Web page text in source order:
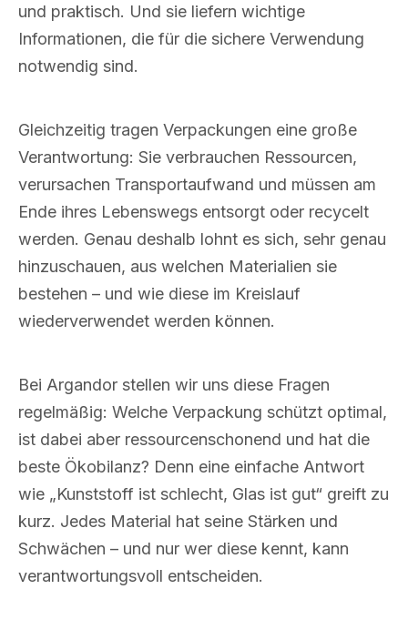
und praktisch. Und sie liefern wichtige
Informationen, die für die sichere Verwendung
notwendig sind.
Gleichzeitig tragen Verpackungen eine große
Verantwortung: Sie verbrauchen Ressourcen,
verursachen Transportaufwand und müssen am
Ende ihres Lebenswegs entsorgt oder recycelt
werden. Genau deshalb lohnt es sich, sehr genau
hinzuschauen, aus welchen Materialien sie
bestehen – und wie diese im Kreislauf
wiederverwendet werden können.
Bei Argandor stellen wir uns diese Fragen
regelmäßig: Welche Verpackung schützt optimal,
ist dabei aber ressourcenschonend und hat die
beste Ökobilanz? Denn eine einfache Antwort
wie „Kunststoff ist schlecht, Glas ist gut“ greift zu
kurz. Jedes Material hat seine Stärken und
Schwächen – und nur wer diese kennt, kann
verantwortungsvoll entscheiden.